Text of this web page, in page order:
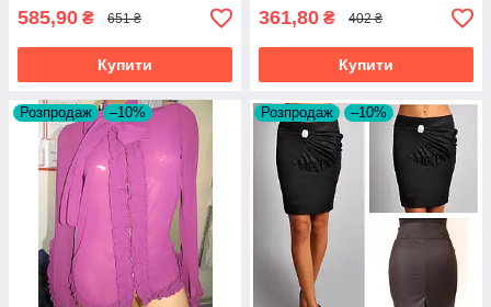
585,90 ₴ 651 ₴
Купити
361,80 ₴ 402 ₴
Купити
Розпродаж –10% Розпродаж –10%